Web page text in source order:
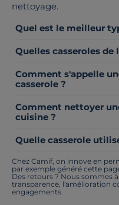
nettoyage.
Quel est le meilleur
Quelles casseroles
Comment s'appelle
casserole ?
Comment nettoyer
cuisine ?
Quelle casserole
Chez Camif, on innove en
par exemple généré cette
Des retours ? Nous sommes
transparence, l'amélioration
engagements.